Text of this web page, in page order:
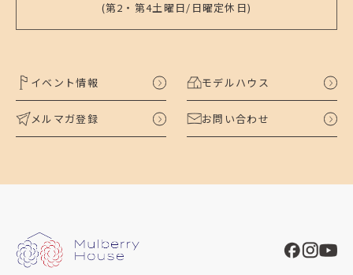
(第2・第4土曜日/日曜定休日)
イベント情報 モデルハウス
メルマガ登録 お問い合わせ